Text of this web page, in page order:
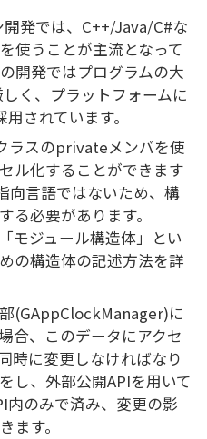
発では、C++/Java/C#な
使うことが主流となって
開発ではプログラムの大
く、プラットフォームに
されています。
ラスのprivateメンバを使
ル化することができます
向言語ではないため、構
る必要があります。
モジュール構造体」とい
の構造体の記述方法を詳
(GAppClockManager)に
合、このデータにアクセ
時に変更しなければなり
し、外部公開APIを用いて
内のみで済み、変更の影
ます。